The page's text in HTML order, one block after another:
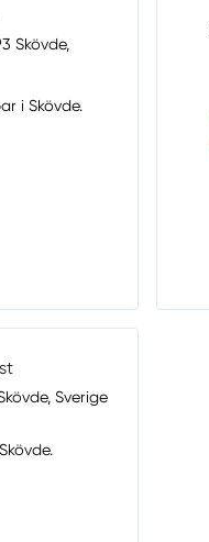
Skövde,
i Skövde.
Sverige